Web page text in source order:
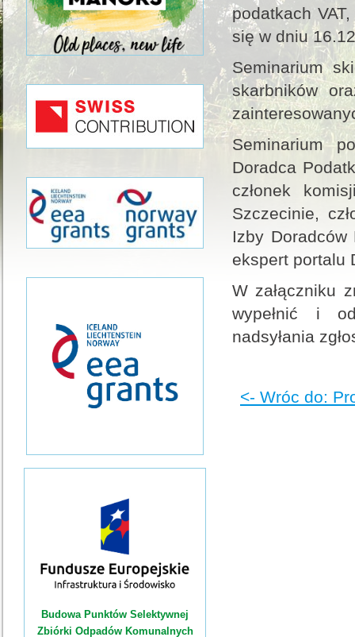
podatkach
się w dniu
Seminarium
skarbników
Seminarium
Doradca
członek
Szczecinie,
Izby
ekspert portalu
W załączniku
wypełnić i
nadsyłania
<- Wróc do:
Budowa Punktów Selektywnej
Zbiórki Odpadów Komunalnych